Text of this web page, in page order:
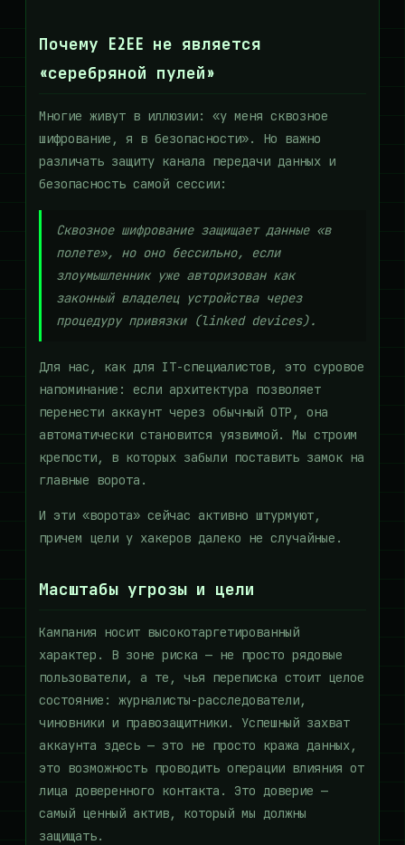
Почему E2EE не является
«серебряной пулей»
Многие живут в иллюзии: «у меня сквозное
шифрование, я в безопасности». Но важно
различать защиту канала передачи данных и
безопасность самой сессии:
Сквозное шифрование защищает данные «в
полете», но оно бессильно, если
злоумышленник уже авторизован как
законный владелец устройства через
процедуру привязки (linked devices).
Для нас, как для IT-специалистов, это суровое
напоминание: если архитектура позволяет
перенести аккаунт через обычный OTP, она
автоматически становится уязвимой. Мы строим
крепости, в которых забыли поставить замок на
главные ворота.
И эти «ворота» сейчас активно штурмуют,
причем цели у хакеров далеко не случайные.
Масштабы угрозы и цели
Кампания носит высокотаргетированный
характер. В зоне риска — не просто рядовые
пользователи, а те, чья переписка стоит целое
состояние: журналисты-расследователи,
чиновники и правозащитники. Успешный захват
аккаунта здесь — это не просто кража данных,
это возможность проводить операции влияния от
лица доверенного контакта. Это доверие —
самый ценный актив, который мы должны
защищать.